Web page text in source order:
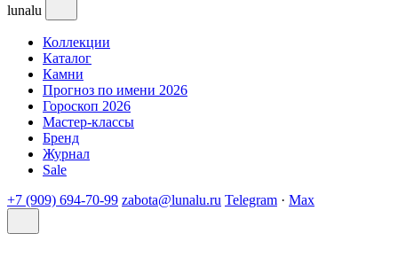
lunalu
Коллекции
Каталог
Камни
Прогноз по имени 2026
Гороскоп 2026
Мастер-классы
Бренд
Журнал
Sale
+7 (909) 694-70-99 zabota@lunalu.ru Telegram · Max